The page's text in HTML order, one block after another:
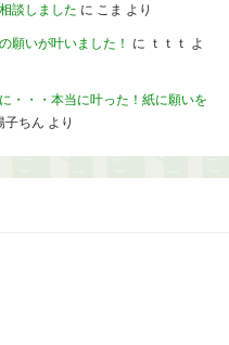
談しました に こま より
願いが叶いました！ に ｔｔｔ
よ
・・・本当に叶った！紙に願いを
子ちん より